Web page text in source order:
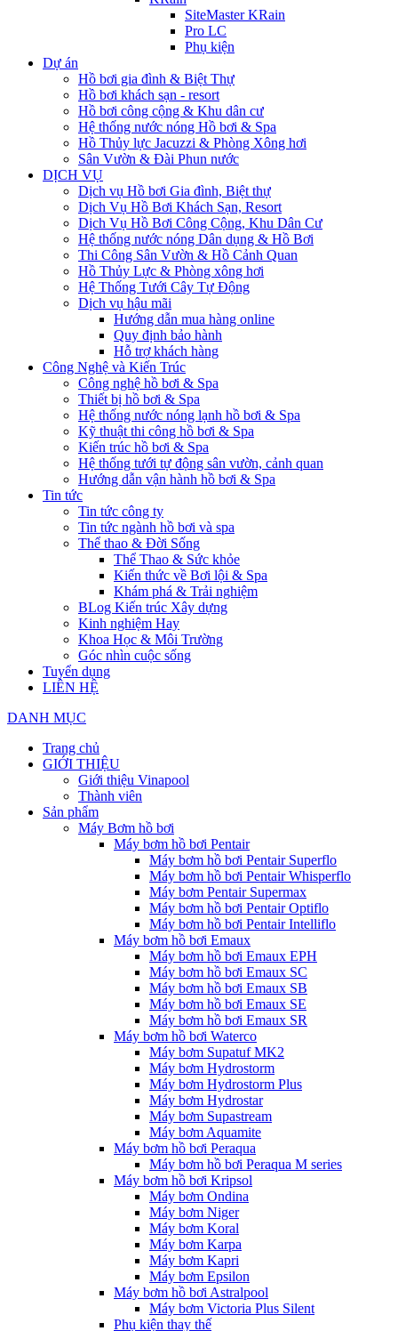
SiteMaster KRain
Pro LC
Phụ kiện
Dự án
Hồ bơi gia đình & Biệt Thự
Hồ bơi khách sạn - resort
Hồ bơi công cộng & Khu dân cư
Hệ thống nước nóng Hồ bơi & Spa
Hồ Thủy lực Jacuzzi & Phòng Xông hơi
Sân Vườn & Đài Phun nước
DỊCH VỤ
Dịch vụ Hồ bơi Gia đình, Biệt thự
Dịch Vụ Hồ Bơi Khách Sạn, Resort
Dịch Vụ Hồ Bơi Công Cộng, Khu Dân Cư
Hệ thống nước nóng Dân dụng & Hồ Bơi
Thi Công Sân Vườn & Hồ Cảnh Quan
Hồ Thủy Lực & Phòng xông hơi
Hệ Thống Tưới Cây Tự Động
Dịch vụ hậu mãi
Hướng dẫn mua hàng online
Quy định bảo hành
Hỗ trợ khách hàng
Công Nghệ và Kiến Trúc
Công nghệ hồ bơi & Spa
Thiết bị hồ bơi & Spa
Hệ thống nước nóng lạnh hồ bơi & Spa
Kỹ thuật thi công hồ bơi & Spa
Kiến trúc hồ bơi & Spa
Hệ thống tưới tự động sân vườn, cảnh quan
Hướng dẫn vận hành hồ bơi & Spa
Tin tức
Tin tức công ty
Tin tức ngành hồ bơi và spa
Thể thao & Đời Sống
Thể Thao & Sức khỏe
Kiến thức về Bơi lội & Spa
Khám phá & Trải nghiệm
BLog Kiến trúc Xây dựng
Kinh nghiệm Hay
Khoa Học & Môi Trường
Góc nhìn cuộc sống
Tuyển dụng
LIÊN HỆ
DANH MỤC
Trang chủ
GIỚI THIỆU
Giới thiệu Vinapool
Thành viên
Sản phẩm
Máy Bơm hồ bơi
Máy bơm hồ bơi Pentair
Máy bơm hồ bơi Pentair Superflo
Máy bơm hồ bơi Pentair Whisperflo
Máy bơm Pentair Supermax
Máy bơm hồ bơi Pentair Optiflo
Máy bơm hồ bơi Pentair Intelliflo
Máy bơm hồ bơi Emaux
Máy bơm hồ bơi Emaux EPH
Máy bơm hồ bơi Emaux SC
Máy bơm hồ bơi Emaux SB
Máy bơm hồ bơi Emaux SE
Máy bơm hồ bơi Emaux SR
Máy bơm hồ bơi Waterco
Máy bơm Supatuf MK2
Máy bơm Hydrostorm
Máy bơm Hydrostorm Plus
Máy bơm Hydrostar
Máy bơm Supastream
Máy bơm Aquamite
Máy bơm hồ bơi Peraqua
Máy bơm hồ bơi Peraqua M series
Máy bơm hồ bơi Kripsol
Máy bơm Ondina
Máy bơm Niger
Máy bơm Koral
Máy bơm Karpa
Máy bơm Kapri
Máy bơm Epsilon
Máy bơm hồ bơi Astralpool
Máy bơm Victoria Plus Silent
Phụ kiện thay thế